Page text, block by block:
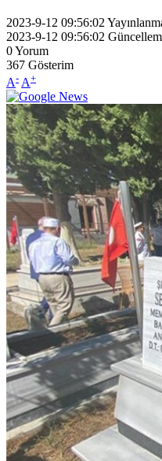
2023-9-12 09:56:02
2023-9-12 09:56:02
0Yorum
367 Gösterim
A- A+